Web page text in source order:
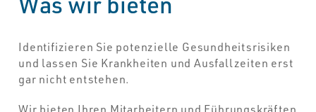
Identifizieren Sie potenzielle Gesundheitsrisiken
und lassen Sie Krankheiten und Ausfallzeiten erst
gar nicht entstehen.
Wir bieten Ihren Mitarbeitern und Führungskräften